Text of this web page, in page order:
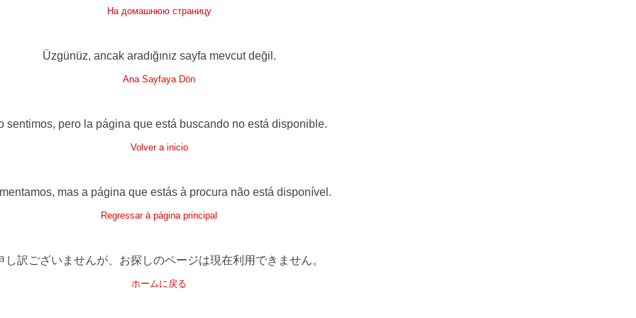
На домашнюю страницу
Üzgünüz, ancak aradığınız sayfa mevcut değil.
Ana Sayfaya Dön
sentimos, pero la página que está buscando no está disponible.
Volver a inicio
mas a página que estás à procura não está disponível.
Regressar à página principal
し訳ございませんが、お探しのページは現在利用できません。
ホームに戻る